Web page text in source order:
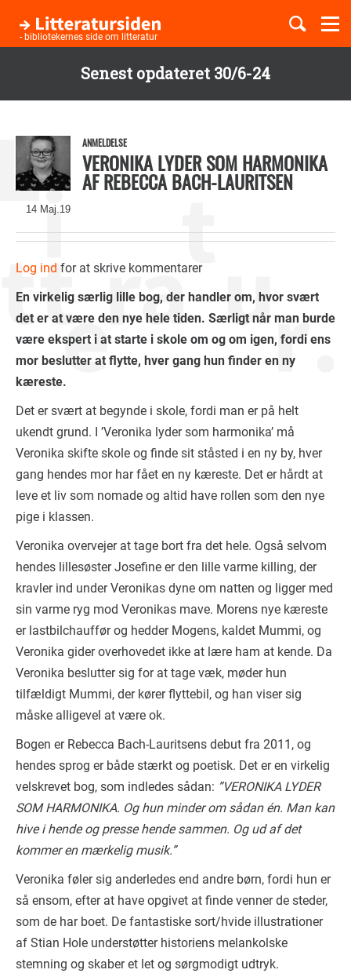
Senest opdateret 30/6-24
hovedindhold
- bibliotekernes side om litteratur
Børnebøger
14 Maj.19
ANMELDELSE
VERONIKA LYDER SOM HARMONIKA
AF REBECCA BACH-LAURITSEN
Log ind for at skrive kommentarer
En virkelig særlig lille bog, der handler om, hvor svært
det er at være den nye hele tiden. Særligt når man burde
være ekspert i at starte i skole om og om igen, fordi ens
mor beslutter at flytte, hver gang hun finder en ny
kæreste.
Det er svært at begynde i skole, fordi man er på helt
ukendt grund. I ’Veronika lyder som harmonika’ må
Veronika skifte skole og finde sit ståsted i en ny by, hver
gang hendes mor har fået en ny kæreste. Det er hårdt at
leve et liv som nomade og altid have rollen som den nye
pige i klassen.
Veronika overvejer at tage bort fra det hele. Også selvom
hendes lillesøster Josefine er den lille varme killing, der
kravler ind under Veronikas dyne om natten og ligger med
sin varme ryg mod Veronikas mave. Morens nye kæreste
er lastbilchauffør og hedder Mogens, kaldet Mummi, og
Veronika gider overhovedet ikke at lære ham at kende. Da
Veronika beslutter sig for at tage væk, møder hun
tilfældigt Mummi, der kører flyttebil, og han viser sig
måske alligevel at være ok.
Bogen er Rebecca Bach-Lauritsens debut fra 2011, og
hendes sprog er både stærkt og poetisk. Det er en virkelig
velskrevet bog, som indledes sådan: ”VERONIKA LYDER
SOM HARMONIKA. Og hun minder om sådan én. Man kan
hive i hende og presse hende sammen. Og ud af det
kommer en mærkelig musik.”
Veronika føler sig anderledes end andre børn, fordi hun er
så ensom, efter at have opgivet at finde venner de steder,
som de har boet. De fantastiske sort/hvide illustrationer
af Stian Hole understøtter historiens melankolske
stemning og skaber et let og sørgmodigt udtryk.